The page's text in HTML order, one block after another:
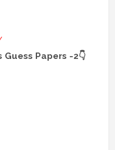
Guess Papers -2👇